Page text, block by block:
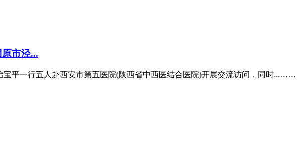
市泾...
宝平一行五人赴西安市第五医院(陕西省中西医结合医院)开展交流访问，同时...……